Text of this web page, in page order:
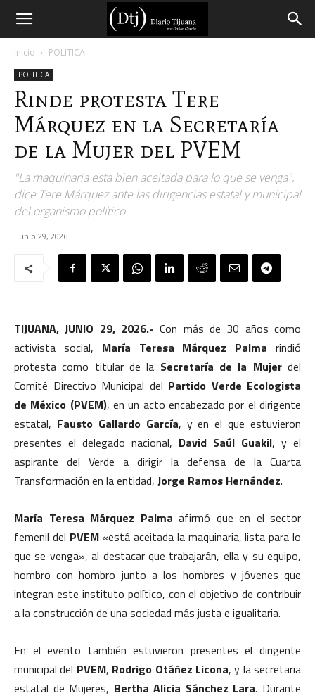
Diario
Tijuana
Inicio POLITICA
POLITICA
Rinde protesta Tere
Márquez en la Secretaría
de la Mujer del PVEM
"La maquinaria esta bien aceitada para lo que se venga",
dice Tere Márquez ante las dirigencias estatal y municipal
del organismo político
junio 29, 2026
TIJUANA, JUNIO 29, 2026.- Con más de 30 años como
activista social, María Teresa Márquez Palma rindió
protesta como titular de la Secretaría de la Mujerdel
Comité Directivo Municipal del Partido Verde Ecologista
de México (PVEM), en un acto encabezado por el dirigente
estatal, Fausto Gallardo García, y en el que estuvieron
presentes el delegado nacional, David Saúl Guakil, y el
aspirante del Verde a dirigir la defensa de la Cuarta
Transformación en la entidad, Jorge Ramos Hernández.
María Teresa Márquez Palma afirmó que en el sector
femenil del PVEM«está aceitada la maquinaria, lista para lo
que se venga», al destacar que trabajarán, ella y su equipo,
hombro con hombro junto a los hombres y jóvenes que
integran este instituto político, con el objetivo de contribuir
a la construcción de una sociedad más justa e igualitaria.
En el evento también estuvieron presentes el dirigente
municipal del PVEM, Rodrigo Otáñez Licona, y la secretaria
estatal de Mujeres, Bertha Alicia Sánchez Lara. Durante